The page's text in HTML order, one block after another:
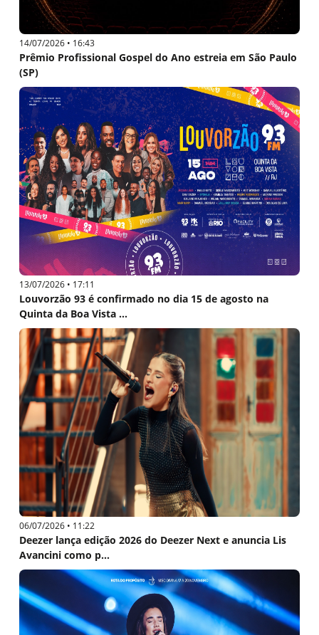
14/07/2026 • 16:43
Prêmio Profissional Gospel do Ano estreia em São Paulo
(SP)
13/07/2026 • 17:11
Louvorzão 93 é confirmado no dia 15 de agosto na
Quinta da Boa Vista ...
06/07/2026 • 11:22
Deezer lança edição 2026 do Deezer Next e anuncia Lis
Avancini como p...